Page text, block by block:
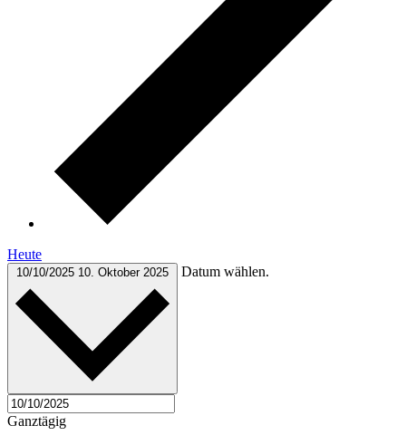
Heute
10/10/2025 10. Oktober 2025 Datum wählen.
Ganztägig